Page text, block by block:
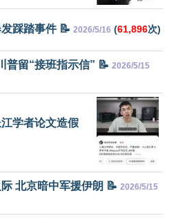
踩踏事件 📝 2026/5/16 (61,896次)
普留“接班指示信” 📝 2026/5/15
学者论文造假
北京暗中军援伊朗 📝 2026/5/15